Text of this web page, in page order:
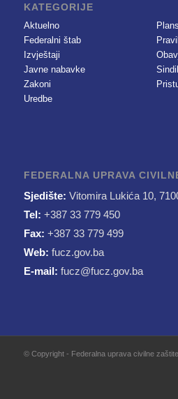
KATEGORIJE
Aktuelno
Federalni štab
Izvještaji
Javne nabavke
Zakoni
Uredbe
FEDERALNA UPRAVA
Sjedište: Vitomira Lukića 10,
Tel: +387 33 779 450
Fax: +387 33 779 499
Web: fucz.gov.ba
E-mail: fucz@fucz.gov.ba
© Copyright - Federalna uprava civilne zaštite